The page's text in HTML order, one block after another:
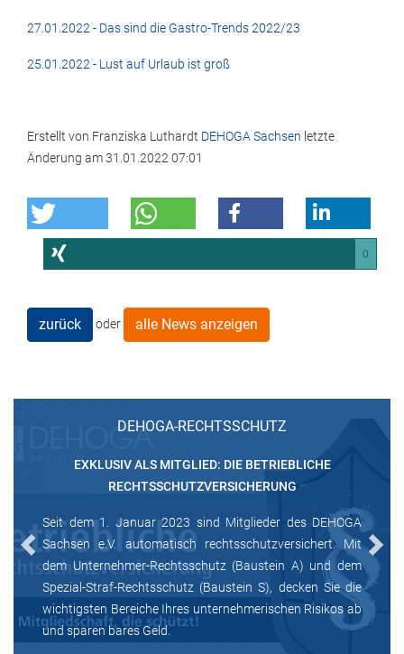
27.01.2022 - Das sind die Gastro-Trends 2022/23
25.01.2022 - Lust auf Urlaub ist groß
Erstellt von Franziska Luthardt DEHOGA Sachsen letzte
Änderung am31.01.2022 07:01
0
zurück oder alle News anzeigen
DEHOGA-RECHTSSCHUTZ
EXKLUSIV ALS MITGLIED: DIE BETRIEBLICHE
RECHTSSCHUTZVERSICHERUNG
Seit dem 1. Januar 2023 sind Mitglieder des DEHOGA
Sachsen e.V. automatisch rechtsschutzversichert. Mit
dem Unternehmer-Rechtsschutz (Baustein A) und dem
Spezial-Straf-Rechtsschutz (Baustein S), decken Sie die
wichtigsten Bereiche Ihres unternehmerischen Risikos ab
und sparen bares Geld.
Previous Next